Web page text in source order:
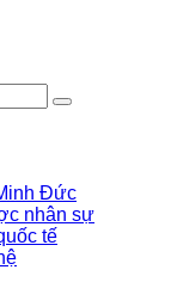
Đức
nhân sự
tế